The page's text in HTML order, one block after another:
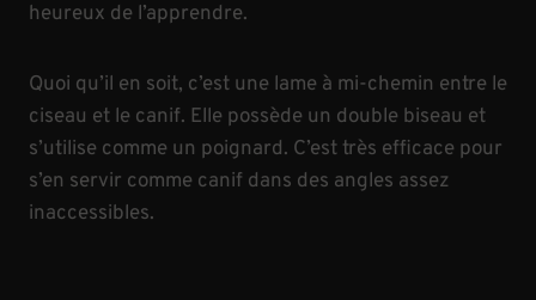
heureux de l’apprendre.
Quoi qu’il en soit, c’est une lame à mi-chemin entre le
ciseau et le canif. Elle possède un double biseau et
s’utilise comme un poignard. C’est très efficace pour
s’en servir comme canif dans des angles assez
inaccessibles.